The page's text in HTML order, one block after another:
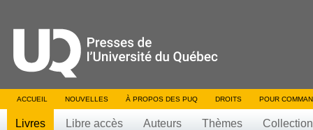
ACCUEIL NOUVELLES À PROPOS DES PUQ DROITS POUR
Livres Libre accès Auteurs Thèmes